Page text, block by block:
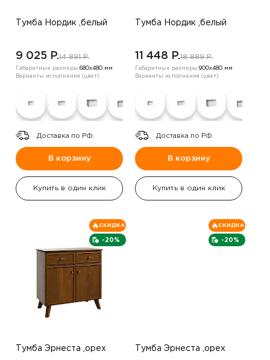
Тумба Нордик ,белый
9 025 P.14 891 P.
Габаритные размеры:680х480 мм
Варианты исполнения (цвет):
Доставка по РФ.
В корзину
Купить в один клик
Тумба Нордик ,белый
11 448 P.18 889 P.
Габаритные размеры:900х480 мм
Варианты исполнения (цвет):
Доставка по РФ.
В корзину
Купить в один клик
-20%
СКИДКА
Тумба Эрнеста ,орех
-20%
СКИДКА
Тумба Эрнеста ,орех